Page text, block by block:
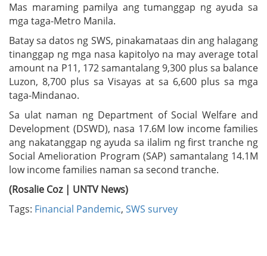
Mas maraming pamilya ang tumanggap ng ayuda sa
mga taga-Metro Manila.
Batay sa datos ng SWS, pinakamataas din ang halagang
tinanggap ng mga nasa kapitolyo na may average total
amount na P11, 172 samantalang 9,300 plus sa balance
Luzon, 8,700 plus sa Visayas at sa 6,600 plus sa mga
taga-Mindanao.
Sa ulat naman ng Department of Social Welfare and
Development (DSWD), nasa 17.6M low income families
ang nakatanggap ng ayuda sa ilalim ng first tranche ng
Social Amelioration Program (SAP) samantalang 14.1M
low income families naman sa second tranche.
(Rosalie Coz | UNTV News)
Tags: Financial Pandemic, SWS survey